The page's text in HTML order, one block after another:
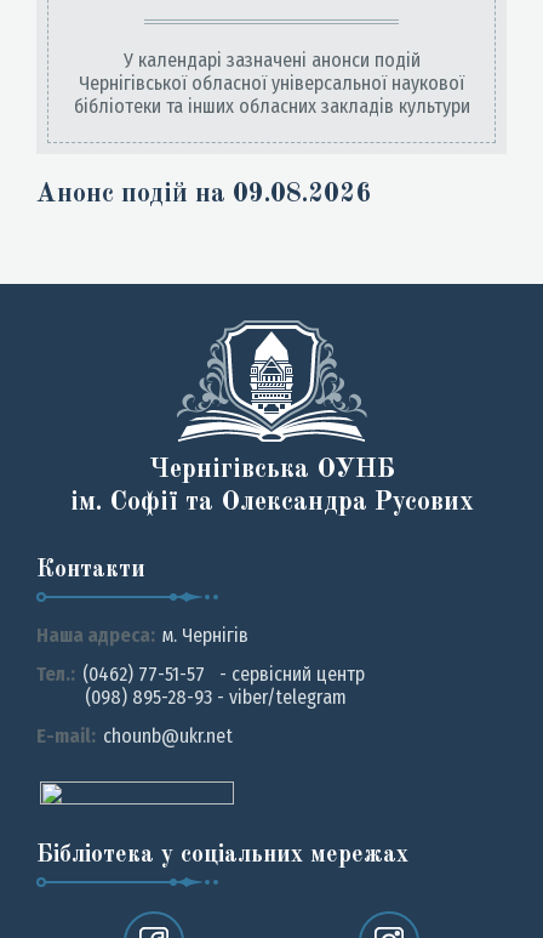
Анонс подій на 09.08.2026
У календарі зазначені анонси подій
Чернігівської обласної універсальної наукової
бібліотеки та інших обласних закладів культури
Чернігівська ОУНБ
ім. Софії та Олександра Русових
Контакти
Наша адреса: м. Чернiгiв
Тел.: (0462) 77-51-57 - сервісний центр
(098) 895-28-93 - viber/telegram
E-mail: chounb@ukr.net
Бібліотека у соціальних мережах